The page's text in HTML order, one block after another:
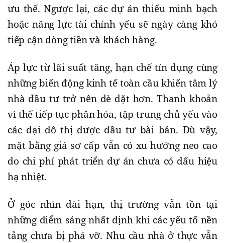
ưu thế. Ngược lại, các dự án thiếu minh bạch
hoặc năng lực tài chính yếu sẽ ngày càng khó
tiếp cận dòng tiền và khách hàng.
Áp lực từ lãi suất tăng, hạn chế tín dụng cùng
những biến động kinh tế toàn cầu khiến tâm lý
nhà đầu tư trở nên dè dặt hơn. Thanh khoản
vì thế tiếp tục phân hóa, tập trung chủ yếu vào
các đại đô thị được đầu tư bài bản. Dù vậy,
mặt bằng giá sơ cấp vẫn có xu hướng neo cao
do chi phí phát triển dự án chưa có dấu hiệu
hạ nhiệt.
Ở góc nhìn dài hạn, thị trường vẫn tồn tại
những điểm sáng nhất định khi các yếu tố nền
tảng chưa bị phá vỡ. Nhu cầu nhà ở thực vẫn